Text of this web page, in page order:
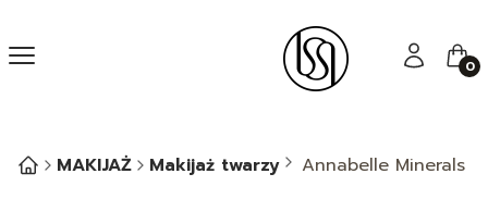
Menu Zaloguj się
MAKIJAŻ Makijaż twarzy Annabelle Minerals